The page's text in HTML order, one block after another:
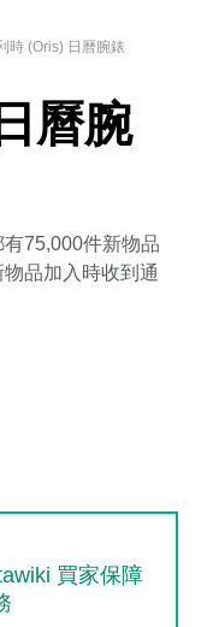
時 (Oris) 日曆腕錶
曆腕
75,000件新物品
品加入時收到通
買家保障